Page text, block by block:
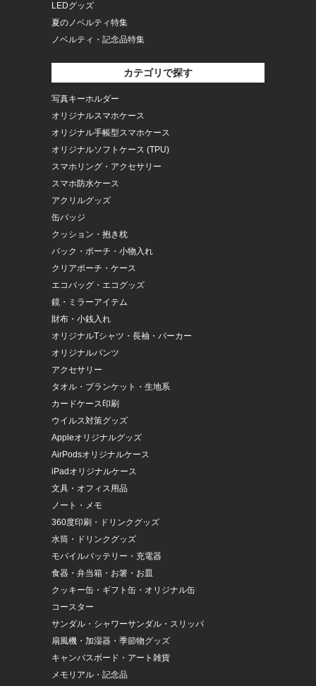
LEDグッズ
夏のノベルティ特集
ノベルティ・記念品特集
カテゴリで探す
写真キーホルダー
オリジナルスマホケース
オリジナル手帳型スマホケース
オリジナルソフトケース (TPU)
スマホリング・アクセサリー
スマホ防水ケース
アクリルグッズ
缶バッジ
クッション・抱き枕
バック・ポーチ・小物入れ
クリアポーチ・ケース
エコバッグ・エコグッズ
鏡・ミラーアイテム
財布・小銭入れ
オリジナルTシャツ・長袖・パーカー
オリジナルパンツ
アクセサリー
タオル・ブランケット・生地系
カードケース印刷
ウイルス対策グッズ
Appleオリジナルグッズ
AirPodsオリジナルケース
iPadオリジナルケース
文具・オフィス用品
ノート・メモ
360度印刷・ドリンクグッズ
水筒・ドリンクグッズ
モバイルバッテリー・充電器
食器・弁当箱・お箸・お皿
クッキー缶・ギフト缶・オリジナル缶
コースター
サンダル・シャワーサンダル・スリッパ
扇風機・加湿器・季節物グッズ
キャンバスボード・アート雑貨
メモリアル・記念品